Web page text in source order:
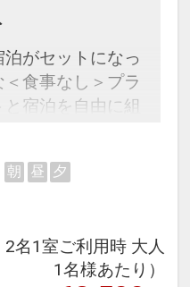
がセットになっ
食事なし＞プラ
宿泊を自由に組
滞在はもちろん
！
けの宿泊や延
由自在です。
のJAL（または
約！フライトマイ
朝 昼 夕
2名1室ご利用時 大人
1名様あたり）